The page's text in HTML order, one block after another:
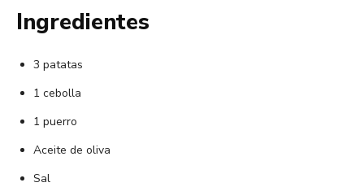
Ingredientes
3 patatas
1 cebolla
1 puerro
Aceite de oliva
Sal